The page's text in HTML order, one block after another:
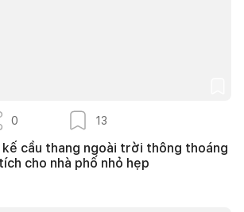
0 13
cầu thang ngoài trời thông thoáng
cho nhà phố nhỏ hẹp